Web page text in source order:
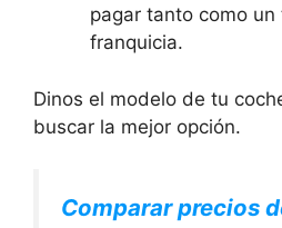
pagar tanto como
franquicia.
Dinos el modelo de tu
buscar la mejor opción.
Comparar precios